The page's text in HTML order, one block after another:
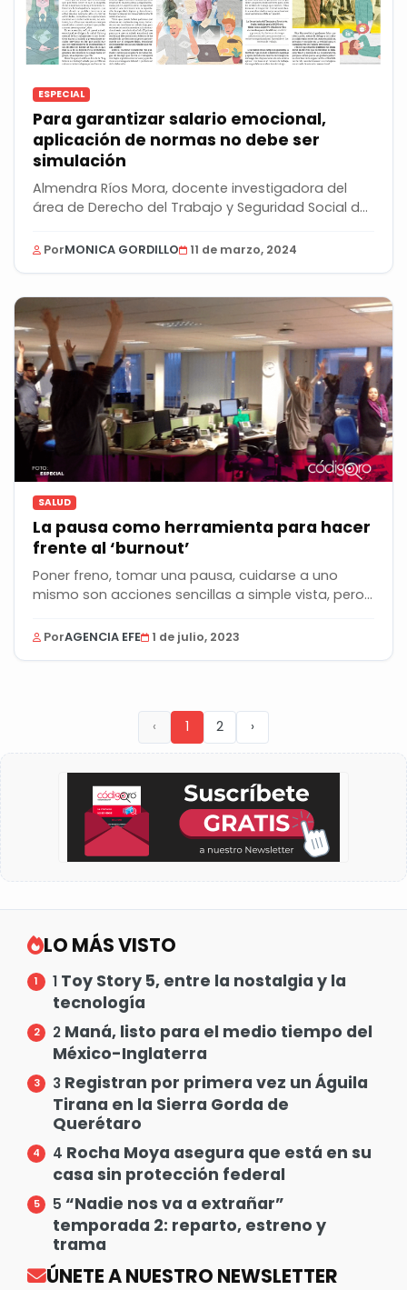
ESPECIAL
Para garantizar salario emocional,
aplicación de normas no debe ser
simulación
Almendra Ríos Mora, docente investigadora del
área de Derecho del Trabajo y Seguridad Social de
PorMONICA GORDILLO 11 de marzo, 2024
SALUD
La pausa como herramienta para hacer
frente al ‘burnout’
Poner freno, tomar una pausa, cuidarse a uno
mismo son acciones sencillas a simple vista, pero...
PorAGENCIA EFE 1 de julio, 2023
‹ 1 2 ›
LO MÁS VISTO
1 Toy Story 5, entre la nostalgia y la
tecnología
2 Maná, listo para el medio tiempo del
México-Inglaterra
3 Registran por primera vez un Águila
Tirana en la Sierra Gorda de
Querétaro
4 Rocha Moya asegura que está en su
casa sin protección federal
5 “Nadie nos va a extrañar”
temporada 2: reparto, estreno y
trama
ÚNETE A NUESTRO NEWSLETTER